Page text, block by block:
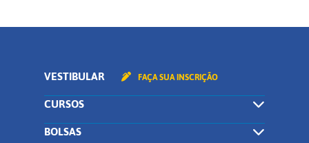
VESTIBULAR FAÇA SUA INSCRIÇÃO
CURSOS
BOLSAS